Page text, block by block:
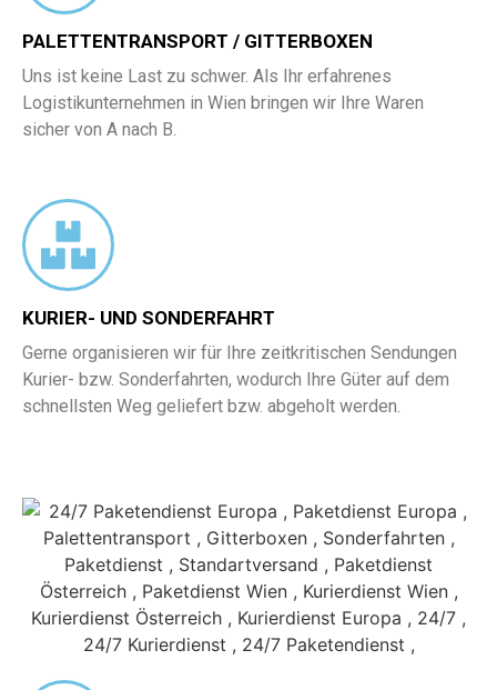
PALETTENTRANSPORT / GITTERBOXEN
Uns ist keine Last zu schwer. Als Ihr erfahrenes
Logistikunternehmen in Wien bringen wir Ihre Waren
sicher von A nach B.
KURIER- UND SONDERFAHRT
Gerne organisieren wir für Ihre zeitkritischen Sendungen
Kurier- bzw. Sonderfahrten, wodurch Ihre Güter auf dem
schnellsten Weg geliefert bzw. abgeholt werden.